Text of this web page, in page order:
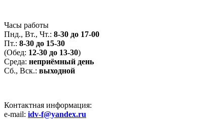
Часы работы
Пнд., Вт., Чт.: 8-30 до 17-00
Пт.: 8-30 до 15-30
(Обед: 12-30 до 13-30)
Среда: неприёмный день
Сб., Вск.: выходной
Контактная информация:
e-mail: idv-f@yandex.ru